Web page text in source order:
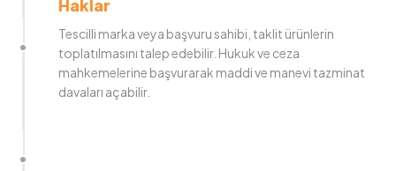
Haklar
Tescilli marka veya başvuru sahibi, taklit ürünlerin
toplatılmasını talep edebilir. Hukuk ve ceza
mahkemelerine başvurarak maddi ve manevi tazminat
davaları açabilir.